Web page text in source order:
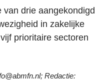
van drie aangekondigd
in zakelijke
prioritaire sectoren
Redactie: